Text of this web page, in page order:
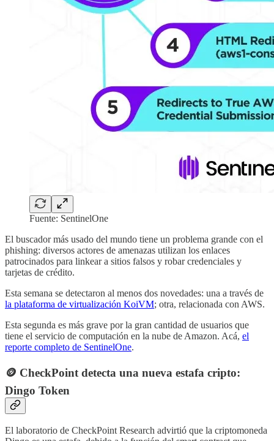
Fuente: SentinelOne
El buscador más usado del mundo tiene un problema grande con el
phishing: diversos actores de amenazas utilizan los enlaces
patrocinados para linkear a sitios falsos y robar credenciales y
tarjetas de crédito.
Esta semana se detectaron al menos dos novedades: una a través de
la plataforma de virtualización KoiVM; otra, relacionada con AWS.
Esta segunda es más grave por la gran cantidad de usuarios que
tiene el servicio de computación en la nube de Amazon. Acá, el
reporte completo de SentinelOne.
🪙 CheckPoint detecta una nueva estafa cripto:
Dingo Token
El laboratorio de CheckPoint Research advirtió que la criptomoneda